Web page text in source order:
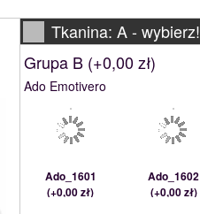
Tkanina: A -wybierz!
Grupa B (+0,00 zł)
Ado Emotivero
Ado_1601
(+0,00 zł)
Ado_1602
(+0,00 zł)